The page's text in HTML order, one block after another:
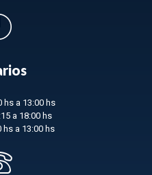
hs a 13:00 hs
a 18:00 hs
hs a 13:00 hs